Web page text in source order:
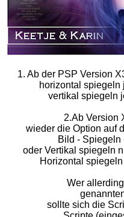
1. Ab der PSP Version
horizontal spiegeln
vertikal spiegeln
2.Ab Version
wieder die Option auf
Bild - Spiegeln
oder Vertikal spiegeln
Horizontal
Wer
sollte sich die